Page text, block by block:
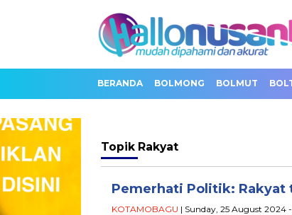
BERANDA BOLMONG BOLMUT
Topik Rakyat
Pemerhati Politik: Rakyat
KOTAMOBAGU | Sunday, 25 August 2024